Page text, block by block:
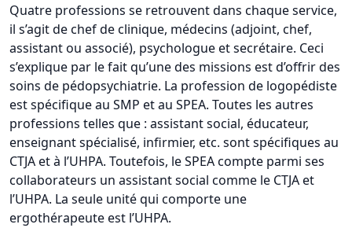
Quatre professions se retrouvent dans chaque service,
il s’agit de chef de clinique, médecins (adjoint, chef,
assistant ou associé), psychologue et secrétaire. Ceci
s’explique par le fait qu’une des missions est d’offrir des
soins de pédopsychiatrie. La profession de logopédiste
est spécifique au SMP et au SPEA. Toutes les autres
professions telles que : assistant social, éducateur,
enseignant spécialisé, infirmier, etc. sont spécifiques au
CTJA et à l’UHPA. Toutefois, le SPEA compte parmi ses
collaborateurs un assistant social comme le CTJA et
l’UHPA. La seule unité qui comporte une
ergothérapeute est l’UHPA.